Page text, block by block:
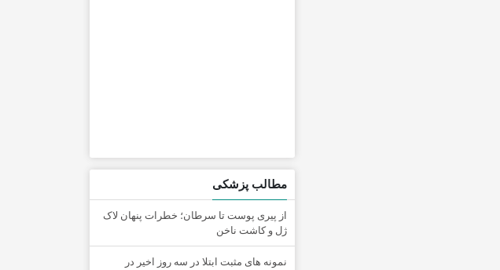
مطالب پزشکی
از پیری پوست تا سرطان؛ خطرات پنهان لاک
ژل و کاشت ناخن
نمونه های مثبت ابتلا در سه روز اخیر در